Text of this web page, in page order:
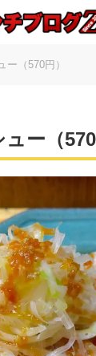
ー（570円）
ー（570